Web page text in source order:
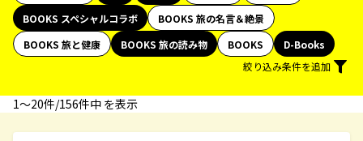
BOOKS スペシャルコラボ
BOOKS 旅の名言＆絶景
BOOKS 旅と健康
BOOKS 旅の読み物 BOOKS
D-Books
絞り込み条件を追加
1〜20件/156件中 を表示